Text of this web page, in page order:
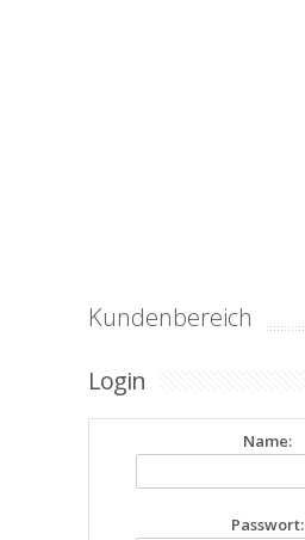
Kundenbereich
Login
Name:
Passwort: